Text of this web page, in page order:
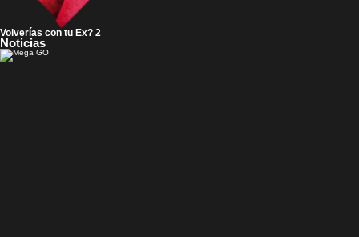
Volverías con tu Ex? 2
Noticias